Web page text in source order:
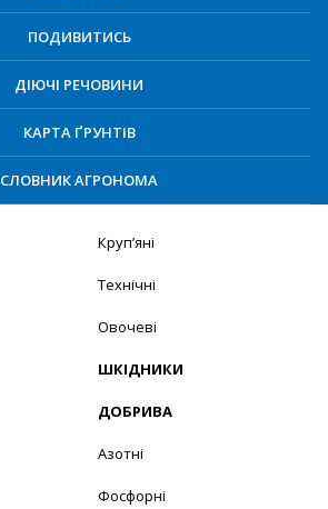
ПОДИВИТИСЬ
ДІЮЧІ РЕЧОВИНИ
КАРТА ҐРУНТІВ
СЛОВНИК АГРОНОМА
Круп’яні
Технічні
Овочеві
ШКІДНИКИ
ДОБРИВА
Азотні
Фосфорні